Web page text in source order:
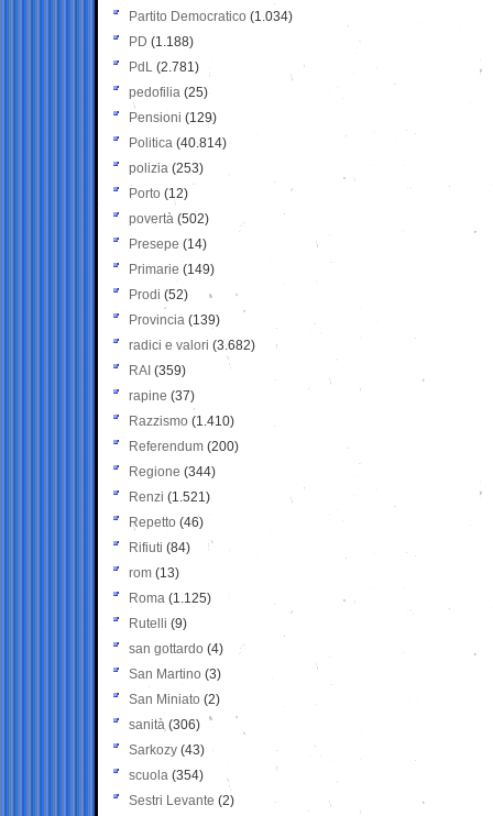
Partito Democratico (1.034)
PD (1.188)
PdL (2.781)
pedofilia (25)
Pensioni (129)
Politica (40.814)
polizia (253)
Porto (12)
povertà (502)
Presepe (14)
Primarie (149)
Prodi (52)
Provincia (139)
radici e valori (3.682)
RAI (359)
rapine (37)
Razzismo (1.410)
Referendum (200)
Regione (344)
Renzi (1.521)
Repetto (46)
Rifiuti (84)
rom (13)
Roma (1.125)
Rutelli (9)
san gottardo (4)
San Martino (3)
San Miniato (2)
sanità (306)
Sarkozy (43)
scuola (354)
Sestri Levante (2)